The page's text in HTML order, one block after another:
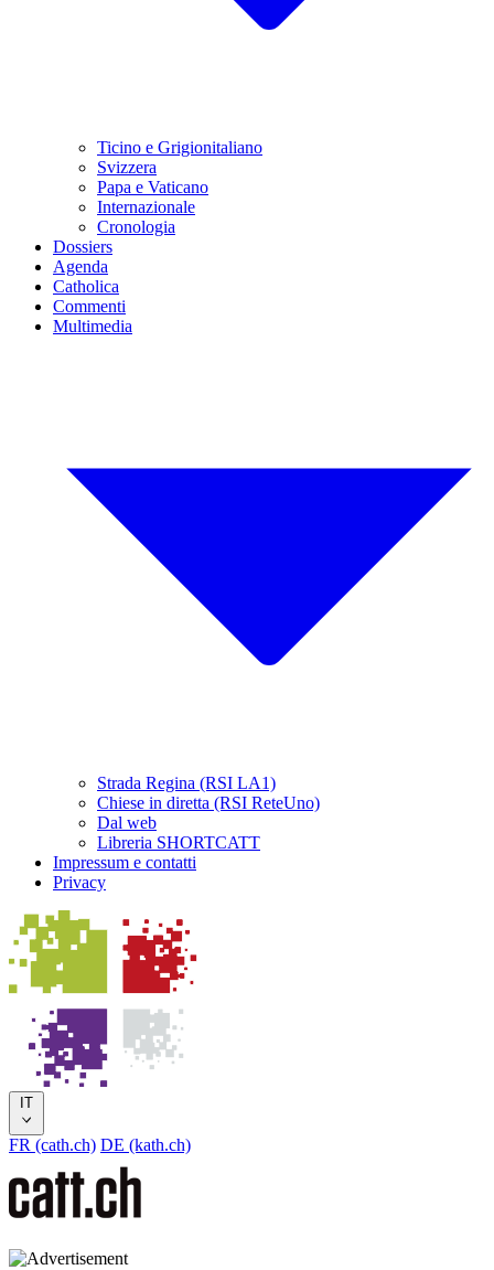
Ticino e Grigionitaliano
Svizzera
Papa e Vaticano
Internazionale
Cronologia
Dossiers
Agenda
Catholica
Commenti
Multimedia
Strada Regina (RSI LA1)
Chiese in diretta (RSI ReteUno)
Dal web
Libreria SHORTCATT
Impressum e contatti
Privacy
IT
FR (cath.ch) DE (kath.ch)